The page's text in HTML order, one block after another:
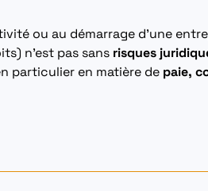
ou au démarrage d’une
n’est pas sans risques
particulier en matière de paie,